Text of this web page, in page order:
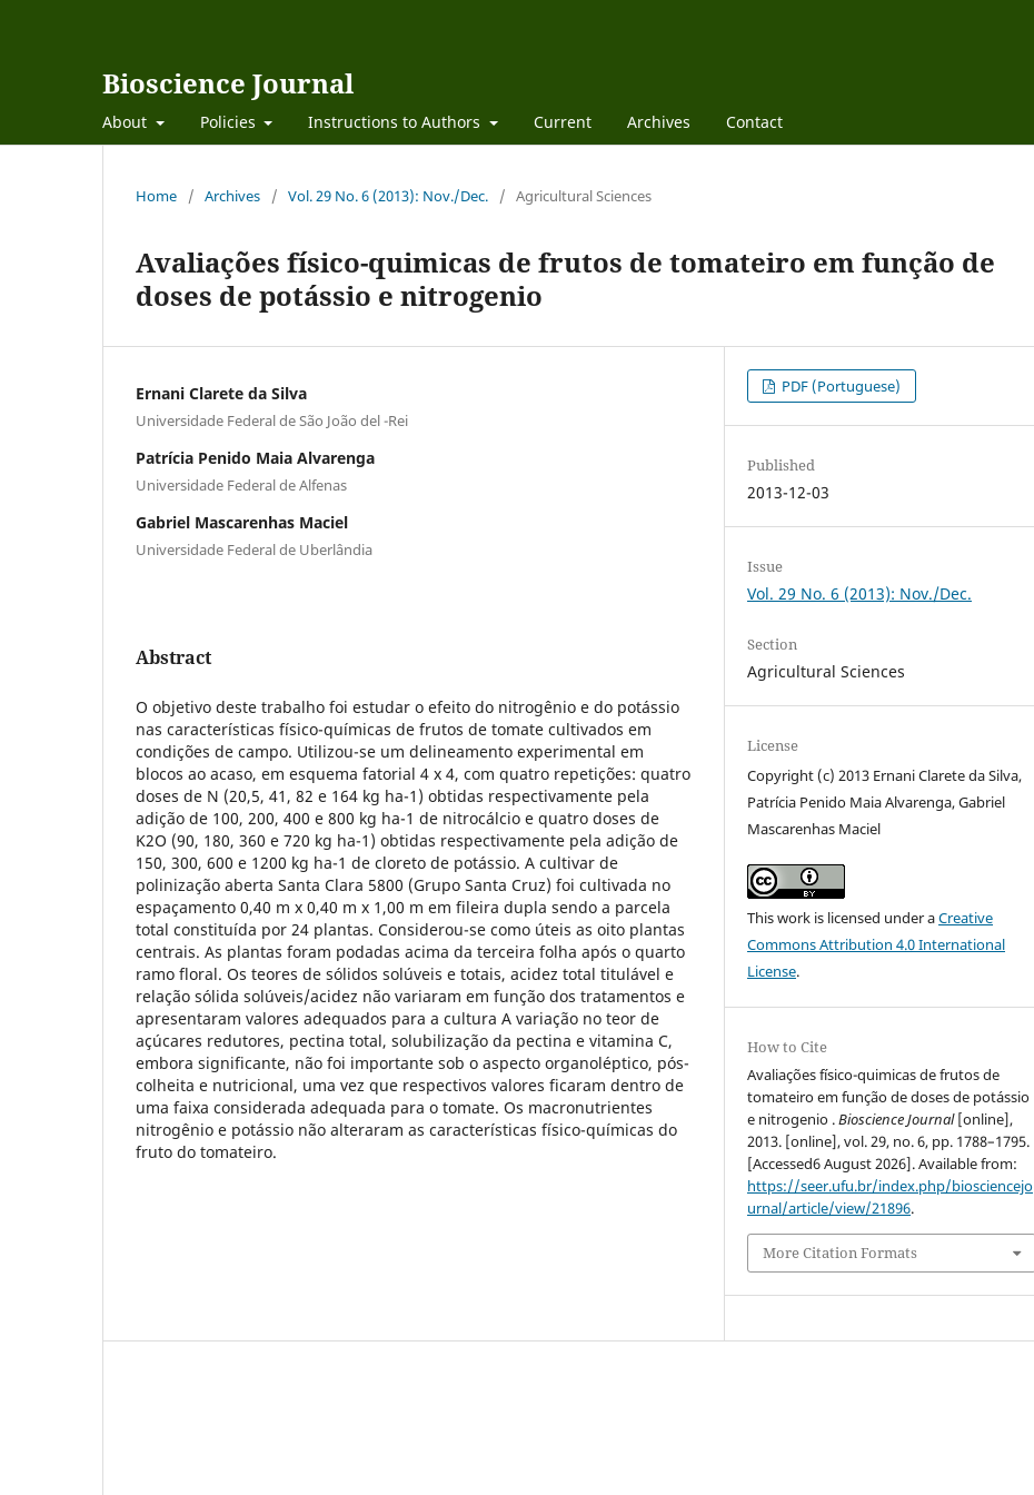
Bioscience Journal
About Policies Instructions to Authors Current Archives Contact
Home / Archives / Vol. 29 No. 6 (2013): Nov./Dec. / Agricultural Sciences
Avaliações físico-quimicas de frutos de tomateiro em função de
doses de potássio e nitrogenio
Ernani Clarete da Silva
Universidade Federal de São João del -Rei
Patrícia Penido Maia Alvarenga
Universidade Federal de Alfenas
Gabriel Mascarenhas Maciel
Universidade Federal de Uberlândia
Abstract
O objetivo deste trabalho foi estudar o efeito do nitrogênio e do potássio
nas características físico-químicas de frutos de tomate cultivados em
condições de campo. Utilizou-se um delineamento experimental em
blocos ao acaso, em esquema fatorial 4 x 4, com quatro repetições: quatro
doses de N (20,5, 41, 82 e 164 kg ha-1) obtidas respectivamente pela
adição de 100, 200, 400 e 800 kg ha-1 de nitrocálcio e quatro doses de
K2O (90, 180, 360 e 720 kg ha-1) obtidas respectivamente pela adição de
150, 300, 600 e 1200 kg ha-1 de cloreto de potássio. A cultivar de
polinização aberta Santa Clara 5800 (Grupo Santa Cruz) foi cultivada no
espaçamento 0,40 m x 0,40 m x 1,00 m em fileira dupla sendo a parcela
total constituída por 24 plantas. Considerou-se como úteis as oito plantas
centrais. As plantas foram podadas acima da terceira folha após o quarto
ramo floral. Os teores de sólidos solúveis e totais, acidez total titulável e
relação sólida solúveis/acidez não variaram em função dos tratamentos e
apresentaram valores adequados para a cultura A variação no teor de
açúcares redutores, pectina total, solubilização da pectina e vitamina C,
embora significante, não foi importante sob o aspecto organoléptico, pós-
colheita e nutricional, uma vez que respectivos valores ficaram dentro de
uma faixa considerada adequada para o tomate. Os macronutrientes
nitrogênio e potássio não alteraram as características físico-químicas do
fruto do tomateiro.
PDF (Portuguese)
Published
2013-12-03
Issue
Vol. 29 No. 6 (2013): Nov./Dec.
Section
Agricultural Sciences
License
Copyright (c) 2013 Ernani Clarete da Silva,
Patrícia Penido Maia Alvarenga, Gabriel
Mascarenhas Maciel
This work is licensed under aCreative
Commons Attribution 4.0 International
License.
How to Cite
Avaliações físico-quimicas de frutos de
tomateiro em função de doses de potássio
e nitrogenio .Bioscience Journal[online],
2013. [online], vol. 29, no. 6, pp. 1788–1795.
[Accessed6 August 2026]. Available from:
https://seer.ufu.br/index.php/biosciencejo
urnal/article/view/21896.
More Citation Formats